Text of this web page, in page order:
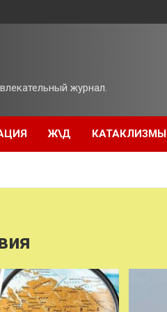
журнал.
Ж\Д КАТАКЛИЗМЫ